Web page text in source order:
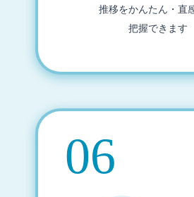
推移をかんたん・直
把握できます